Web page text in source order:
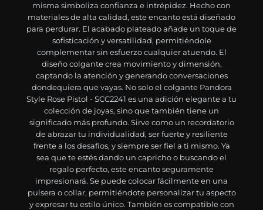
misma simboliza confianza e intrépidez. Hecho con
materiales de alta calidad, este encanto está diseñado
para perdurar. El acabado plateado añade un toque de
sofisticación y versatilidad, permitiéndole
complementar sin esfuerzo cualquier atuendo. El
diseño colgante crea movimiento y dimensión,
captando la atención y generando conversaciones
dondequiera que vayas. No solo el colgante Pandora
Style Rose Pistol - SCC2241 es una adición elegante a tu
colección de joyas, sino que también tiene un
significado más profundo. Sirve como un recordatorio
de abrazar tu individualidad, ser fuerte y resiliente
frente a los desafíos, y siempre ser fiel a ti mismo. Ya
sea que te estés dando un capricho o buscando el
regalo perfecto, este encanto seguramente
impresionará. Se puede colocar fácilmente en una
pulsera o collar, permitiéndote personalizar tu aspecto
y expresar tu estilo único. También es compatible con